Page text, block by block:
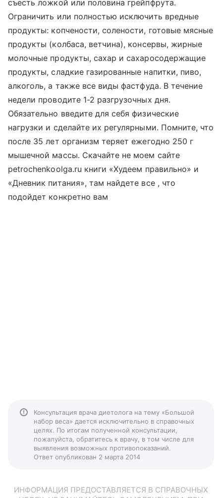
съесть ложкой или половина грейпфрута.
Ограничить или полностью исключить вредные
продукты: копчености, солености, готовые мясные
продукты (колбаса, ветчина), консервы, жирные
молочные продукты, сахар и сахаросодержащие
продукты, сладкие газированные напитки, пиво,
алкоголь, а также все виды фастфуда. В течение
недели проводите 1-2 разгрузочных дня.
Обязательно введите для себя физические
нагрузки и сделайте их регулярными. Помните, что
после 35 лет организм теряет ежегодно 250 г
мышечной массы. Скачайте не моем сайте
petrochenkoolga.ru книги «Худеем правильно» и
«Дневник питания», там найдете все , что
подойдет конкретно вам
Консультация врача диетолога на тему «Большой
набор веса» дается исключительно в справочных
целях. По итогам полученной консультации,
пожалуйста, обратитесь к врачу, в том числе для
выявления возможных противопоказаний.
Ответ опубликован 2 марта 2014
ИНФОРМАЦИЯ ПРЕДОСТАВЛЯЕТСЯ В СПРАВОЧНЫХ